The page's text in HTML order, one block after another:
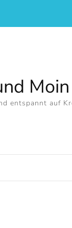
entspannt auf